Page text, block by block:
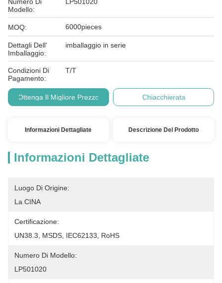
Modello:
MOQ: 6000pieces
Dettagli Dell'
Imballaggio:
imballaggio in serie
Condizioni Di
Pagamento:
T/T
Ottenga Il Migliore Prezzo Chiacchierata
Informazioni Dettagliate Descrizione Del Prodotto
Informazioni Dettagliate
Luogo Di Origine:
La CINA
Certificazione:
UN38.3, MSDS, IEC62133, RoHS
Numero Di Modello:
LP501020